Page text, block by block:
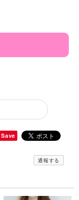
Save
通報する